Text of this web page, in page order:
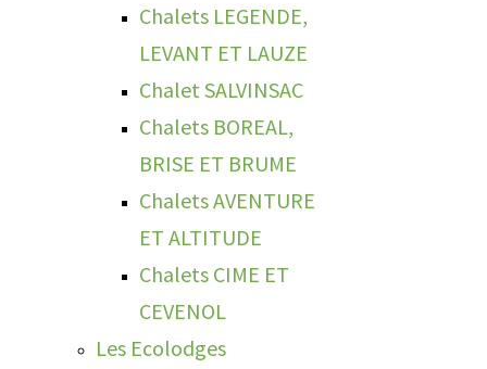
Chalets LEGENDE,
LEVANT ET LAUZE
Chalet SALVINSAC
Chalets BOREAL,
BRISE ET BRUME
Chalets AVENTURE
ET ALTITUDE
Chalets CIME ET
CEVENOL
Les Ecolodges